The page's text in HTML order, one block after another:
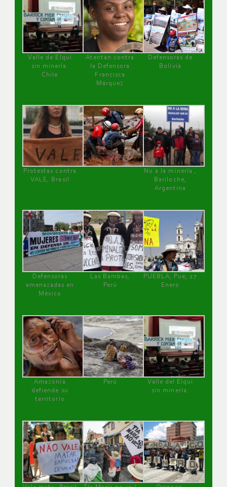
Valle de Elqui
sin minería.
Chile
Atentan contra
la Defensora
Francisca
Márquez
Defensoras de
Bolivia
Protestas contra
VALE, Brasil
No a la minería ,
Bariloche,
Argentina
Defensoras
amenazadas en
México
Las Bambas,
Perú
PUEBLA, Pue, 27
Enero
Amazonía
defiende su
territorio
Perú
Valle del Elqui
sin minería.